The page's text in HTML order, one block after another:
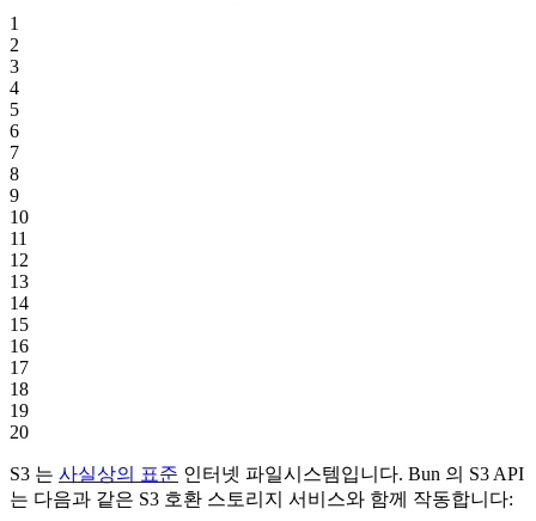
1
2
3
4
5
6
7
8
9
10
11
12
13
14
15
16
17
18
19
20
S3 는 사실상의 표준 인터넷 파일시스템입니다. Bun 의 S3 API
는 다음과 같은 S3 호환 스토리지 서비스와 함께 작동합니다: